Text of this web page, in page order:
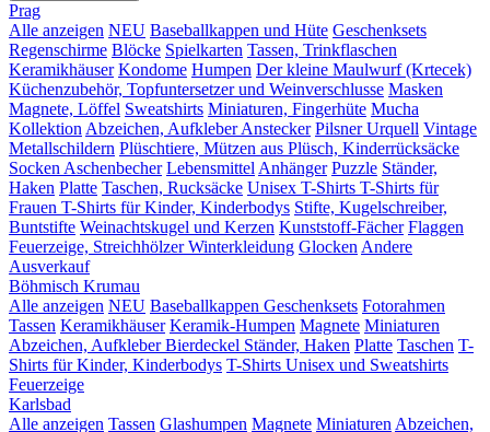
Prag
Alle anzeigen NEU Baseballkappen und Hüte Geschenksets
Regenschirme Blöcke Spielkarten Tassen, Trinkflaschen
Keramikhäuser Kondome Humpen Der kleine Maulwurf (Krtecek)
Küchenzubehör, Topfuntersetzer und Weinverschlusse Masken
Magnete, Löffel Sweatshirts Miniaturen, Fingerhüte Mucha
Kollektion Abzeichen, AufkleberAnstecker Pilsner Urquell Vintage
Metallschildern Plüschtiere, Mützen aus Plüsch, Kinderrücksäcke
Socken Aschenbecher Lebensmittel Anhänger Puzzle Ständer,
Haken Platte Taschen, Rucksäcke Unisex T-Shirts T-Shirts für
Frauen T-Shirts für Kinder, Kinderbodys Stifte, Kugelschreiber,
Buntstifte Weinachtskugel und Kerzen Kunststoff-Fächer Flaggen
Feuerzeige, StreichhölzerWinterkleidung Glocken Andere
Ausverkauf
Böhmisch Krumau
Alle anzeigen NEU Baseballkappen Geschenksets Fotorahmen
Tassen Keramikhäuser Keramik-Humpen Magnete Miniaturen
Abzeichen, AufkleberBierdeckel Ständer, Haken Platte Taschen T-
Shirts für Kinder, Kinderbodys T-Shirts Unisex und Sweatshirts
Feuerzeige
Karlsbad
Alle anzeigen Tassen Glashumpen Magnete Miniaturen Abzeichen,